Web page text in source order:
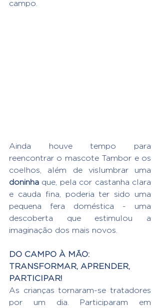
campo.
Ainda houve tempo para
reencontrar o mascote Tambor e os
doninha que, pela cor castanha clara
e cauda fina, poderia ter sido uma
pequena fera doméstica - uma
descoberta que estimulou a
imaginação dos mais novos.
DO CAMPO À MÃO:
TRANSFORMAR, APRENDER,
PARTICIPAR!
As crianças tornaram-se tratadores
por um dia. Participaram em